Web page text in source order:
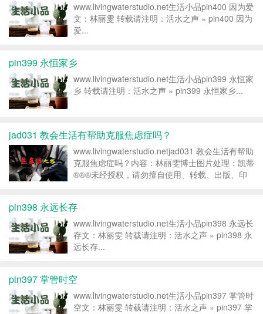
www.livingwaterstudio.net生活小品pin400 因为爱
文：林丽雯 转载请注明：活水之声 » pin400 因为
爱...
pin399 永恒家乡
www.livingwaterstudio.net生活小品pin399 永恒家
乡 转载请注明：活水之声 » pin399 永恒家乡...
jad031 教会生活有帮助克服焦虑症吗？
www.livingwaterstudio.netjad031 教会生活有帮助
克服焦虑症吗？内容：林丽雯博士图片处理：凯蒂
®®®未经授权，请勿擅自使用、转载、出版、印
pin398 永远长存
www.livingwaterstudio.net生活小品pin398 永远长
存文：林丽雯 转载请注明：活水之声 » pin398 永
远长存...
pin397 掌管时空
www.livingwaterstudio.net生活小品pin397 掌管时
空文：林丽雯 转载请注明：活水之声 » pin397 掌